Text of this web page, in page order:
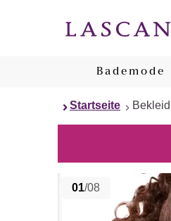
Bademode
Startseite
01/08